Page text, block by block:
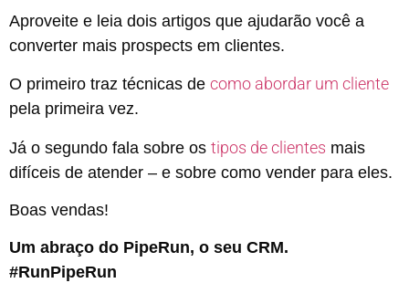
Aproveite e leia dois artigos que ajudarão você a
converter mais prospects em clientes.
O primeiro traz técnicas de como abordar um cliente
pela primeira vez.
Já o segundo fala sobre os tipos de clientes mais
difíceis de atender – e sobre como vender para eles.
Boas vendas!
Um abraço do PipeRun, o seu CRM.
#RunPipeRun